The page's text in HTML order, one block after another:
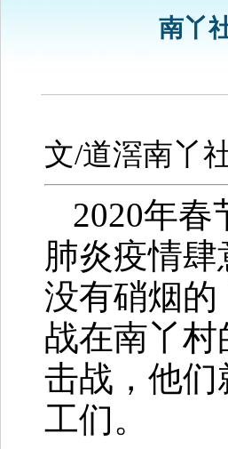
南丫
文/道滘南丫
2020年
肺炎疫情
没有硝烟
战在南丫
击战，他
工们。